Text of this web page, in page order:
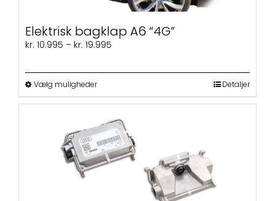
Elektrisk bagklap A6 “4G”
kr. 10.995 – kr. 19.995
Vælg mulighederDette
vare
flere
varianter.
Mulighederne
kan
vælges
Detaljer